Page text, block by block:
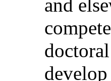
and